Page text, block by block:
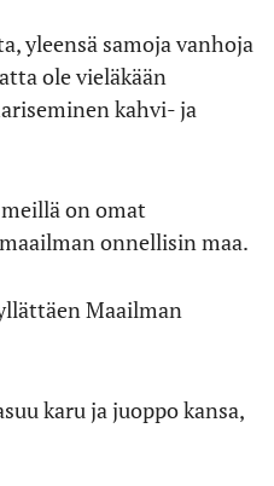
yleensä samoja vanhoja
ole vieläkään
kahvi- ja
on omat
onnellisin maa.
Maailman
karu ja juoppo kansa,